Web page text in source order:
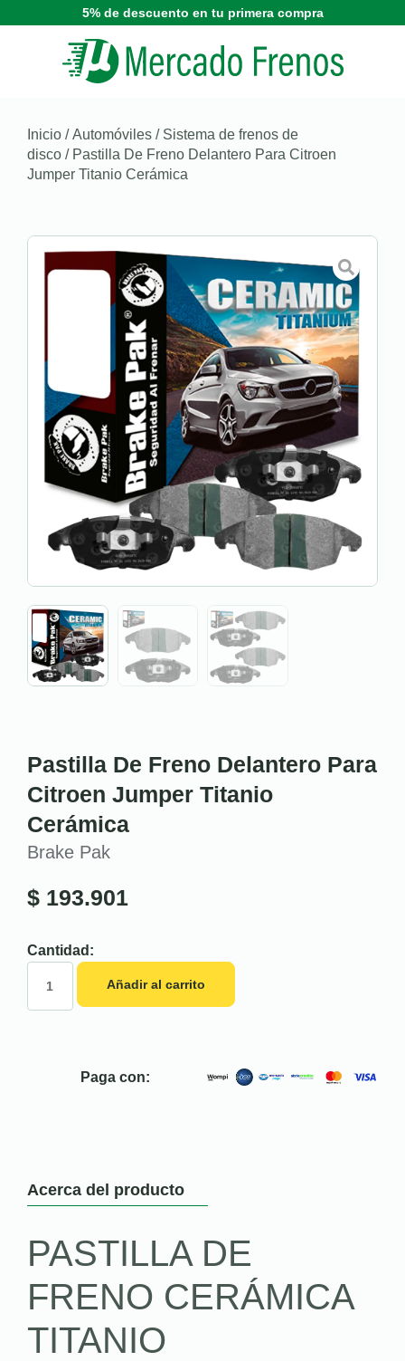
5% de descuento en tu primera compra
Inicio /Automóviles / Sistema de frenos de
disco / Pastilla De Freno Delantero Para Citroen
Jumper Titanio Cerámica
Pastilla De Freno Delantero Para
Citroen Jumper Titanio
Cerámica
Brake Pak
$ 193.901
Cantidad:
Añadir al carrito
Paga con:
Acerca del producto
PASTILLA DE
FRENO CERÁMICA
TITANIO